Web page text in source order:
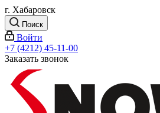
г. Хабаровск
Поиск
Войти
+7 (4212) 45-11-00
Заказать звонок